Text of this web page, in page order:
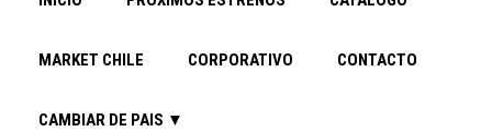
MARKET CHILE CORPORATIVO CONTACTO
CAMBIAR DE PAIS ▼